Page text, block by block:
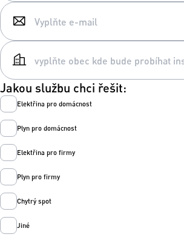
Jakou službu chci řešit:
Elektřina pro domácnost
Plyn pro domácnost
Elektřina pro firmy
Plyn pro firmy
Chytrý spot
Jiné